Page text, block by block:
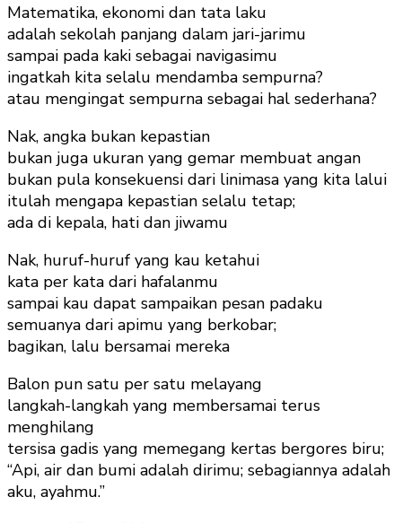
Matematika, ekonomi dan tata laku
adalah sekolah panjang dalam jari-jarimu
sampai pada kaki sebagai navigasimu
ingatkah kita selalu mendamba sempurna?
atau mengingat sempurna sebagai hal sederhana?
Nak, angka bukan kepastian
bukan juga ukuran yang gemar membuat angan
bukan pula konsekuensi dari linimasa yang kita lalui
itulah mengapa kepastian selalu tetap;
ada di kepala, hati dan jiwamu
Nak, huruf-huruf yang kau ketahui
kata per kata dari hafalanmu
sampai kau dapat sampaikan pesan padaku
semuanya dari apimu yang berkobar;
bagikan, lalu bersamai mereka
Balon pun satu per satu melayang
langkah-langkah yang membersamai terus
menghilang
tersisa gadis yang memegang kertas bergores biru;
“Api, air dan bumi adalah dirimu; sebagiannya adalah
aku, ayahmu.”